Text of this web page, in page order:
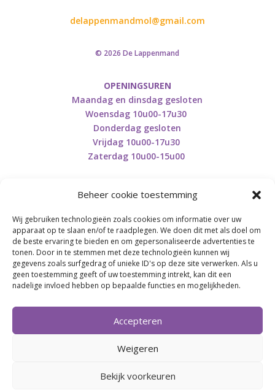
Beheer cookie toestemming
Wij gebruiken technologieën zoals cookies om informatie over uw
apparaat op te slaan en/of te raadplegen. We doen dit met als doel om
de beste ervaring te bieden en om gepersonaliseerde advertenties te
tonen. Door in te stemmen met deze technologieën kunnen wij
gegevens zoals surfgedrag of unieke ID's op deze site verwerken. Als u
geen toestemming geeft of uw toestemming intrekt, kan dit een
nadelige invloed hebben op bepaalde functies en mogelijkheden.
Accepteren
Weigeren
Bekijk voorkeuren
delappenmandmol@gmail.com
© 2026 De Lappenmand
OPENINGSUREN
Maandag en dinsdag gesloten
Woensdag 10u00-17u30
Donderdag gesloten
Vrijdag 10u00-17u30
Zaterdag 10u00-15u00
Retourneren en herroepen
BE0746.853.082
BREI- EN HAAK-ATELJEE
Momenteel on hold wegens medische reden.
Heropstart september.